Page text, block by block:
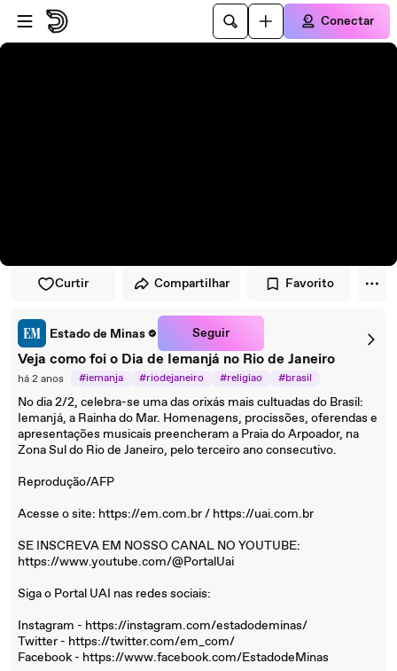
Pular para o player
Ir para o conteúdo principal
Conectar
Curtir Compartilhar Favorito
Estado de Minas Seguir
Veja como foi o Dia de Iemanjá no Rio de Janeiro
há 2 anos #iemanja #riodejaneiro #religiao #brasil
No dia 2/2, celebra-se uma das orixás mais cultuadas do Brasil:
Iemanjá, a Rainha do Mar. Homenagens, procissões, oferendas e
apresentações musicais preencheram a Praia do Arpoador, na
Zona Sul do Rio de Janeiro, pelo terceiro ano consecutivo.
Reprodução/AFP
Acesse o site: https://em.com.br / https://uai.com.br
SE INSCREVA EM NOSSO CANAL NO YOUTUBE:
https://www.youtube.com/@PortalUai
Siga o Portal UAI nas redes sociais:
Instagram - https://instagram.com/estadodeminas/
Twitter - https://twitter.com/em_com/
Facebook - https://www.facebook.com/EstadodeMinas